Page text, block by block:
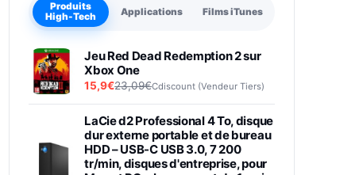
Produits
High-Tech
Applications Films iTunes
Jeu Red Dead Redemption 2 sur
Xbox One
15,9€23,09€Cdiscount (Vendeur Tiers)
LaCie d2 Professional 4 To, disque
dur externe portable et de bureau
HDD – USB-C USB 3.0, 7 200
tr/min, disques d'entreprise, pour